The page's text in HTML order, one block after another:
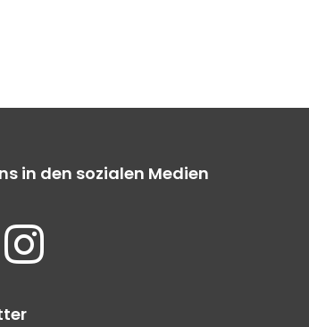
in den sozialen Medien